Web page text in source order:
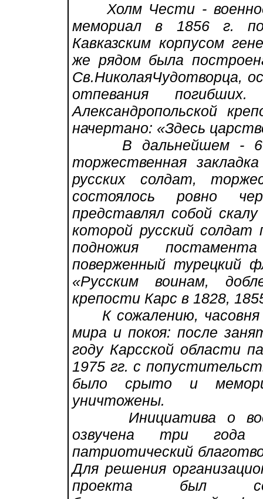
Холм Чести -
мемориал в 1856 г. по
Кавказским корпусом
же рядом была
Св.НиколаяЧудотворца,
отпевания
Александропольской
начертано: «Здесь
В дальнейшем - 6
торжественная
русских солдат,
состоялось ровно
представлял собой
которой русский солдат
подножия
поверженный турецкий
«Русским воинам,
крепости Карс в 1828,
К сожалению, часовня
мира и покоя: после
году Карсской области
1975 гг. с
было срыто и
уничтожены.
Инициатива о
озвучена три года
патриотический
Для решения
проекта был